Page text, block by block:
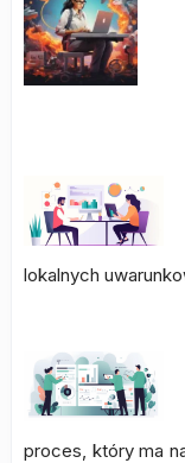
lokalnych
proces, który ma